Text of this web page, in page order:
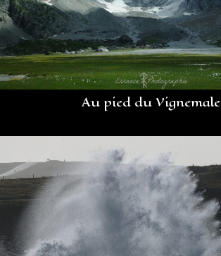
Au pied du Vignemale